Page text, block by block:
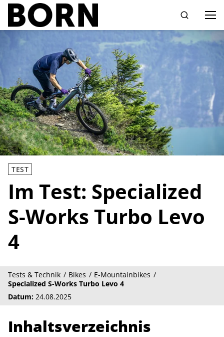
TEST
Im Test: Specialized
S-Works Turbo Levo
4
Tests & Technik Bikes
E-Mountainbikes
Specialized S-Works Turbo Levo 4
Datum: 24.08.2025
Inhaltsverzeichnis
Drücken Sie die Eingabetaste zum Suchen